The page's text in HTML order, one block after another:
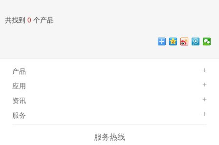
共找到 0 个产品
产品 +
应用 +
资讯 +
服务 +
服务热线